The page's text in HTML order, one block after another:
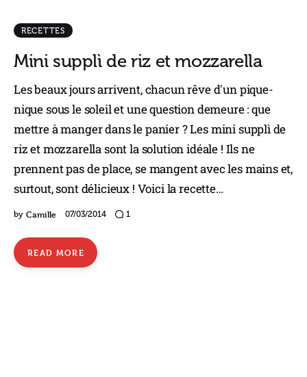
RECETTES
Mini supplì de riz et mozzarella
Les beaux jours arrivent, chacun rêve d'un pique-
nique sous le soleil et une question demeure : que
mettre à manger dans le panier ? Les mini supplì de
riz et mozzarella sont la solution idéale ! Ils ne
prennent pas de place, se mangent avec les mains et,
surtout, sont délicieux ! Voici la recette…
by Camille 07/03/2014 1
READ MORE